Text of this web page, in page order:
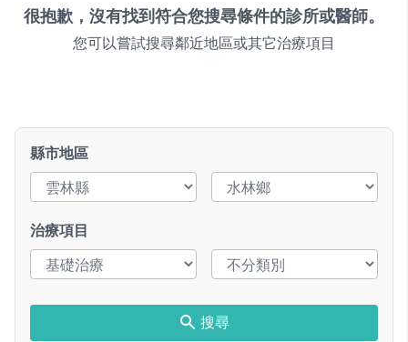
很抱歉，沒有找到符合您搜尋條件的診所或醫師。
您可以嘗試搜尋鄰近地區或其它治療項目
縣市地區
治療項目
搜尋